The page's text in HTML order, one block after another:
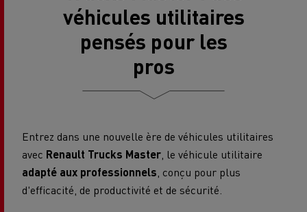
véhicules utilitaires
pensés pour les
pros
Entrez dans une nouvelle ère de véhicules utilitaires
avec Renault Trucks Master , le véhicule utilitaire
adapté aux professionnels , conçu pour plus
d'efficacité, de productivité et de sécurité.